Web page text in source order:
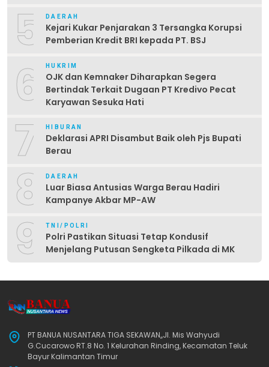
5 DAERAH
Kejari Kukar Penjarakan 3 Tersangka Korupsi
Pemberian Kredit BRI kepada PT. BSJ
6 HUKRIM
OJK dan Kemnaker Diharapkan Segera
Bertindak Terkait Dugaan PT Kredivo Pecat
Karyawan Sesuka Hati
7 HIBURAN
Deklarasi APRI Disambut Baik oleh Pjs Bupati
Berau
8 DAERAH
Luar Biasa Antusias Warga Berau Hadiri
Kampanye Akbar MP-AW
9 TNI/POLRI
Polri Pastikan Situasi Tetap Kondusif
Menjelang Putusan Sengketa Pilkada di MK
PT BANUA NUSANTARA TIGA SEKAWAN,,Jl. Mis Wahyudi
G.Cucarowo RT.8 No. 1 Kelurahan Rinding, Kecamatan Teluk
Bayur Kalimantan Timur